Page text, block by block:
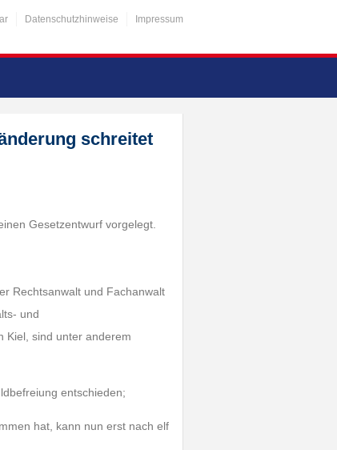
Datenschutzhinweise Impressum
schreitet
Gesetzentwurf vorgelegt.
Rechtsanwalt und Fachanwalt
und
Kiel, sind unter anderem
entschieden;
hat, kann nun erst nach elf